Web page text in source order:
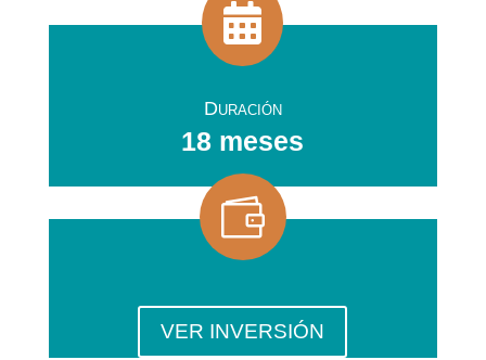

Duración
18 meses

VER INVERSIÓN